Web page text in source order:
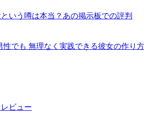
いう噂は本当？あの掲示板での評判
でも 無理なく実践できる彼女の作
ビュー